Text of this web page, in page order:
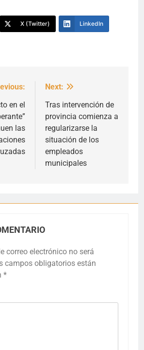
X (Twitter) LinkedIn
en el
las
Next:
Tras intervención de
provincia comienza a
regularizarse la
situación de los
empleados
municipales
correo electrónico no será
campos obligatorios están
*